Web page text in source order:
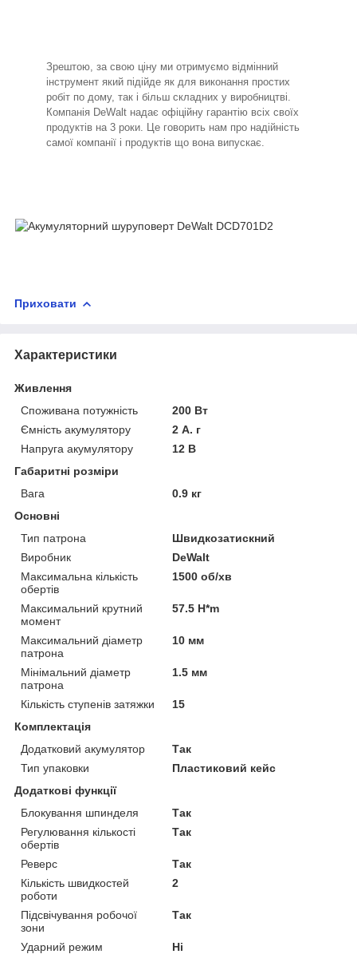
Зрештою, за свою ціну ми отримуємо відмінний
інструмент який підійде як для виконання простих
робіт по дому, так і більш складних у виробництві.
Компанія DeWalt надає офіційну гарантію всіх своїх
продуктів на 3 роки. Це говорить нам про надійність
самої компанії і продуктів що вона випускає.
Приховати
Характеристики
Живлення
Споживана потужність
200 Вт
Ємність акумулятору
2 А. г
Напруга акумулятору
12 В
Габаритні розміри
Вага
0.9 кг
Основні
Тип патрона
Швидкозатискний
Виробник
DeWalt
Максимальна кількість
обертів
1500 об/хв
Максимальний крутний
момент
57.5 H*m
Максимальний діаметр
патрона
10 мм
Мінімальний діаметр
патрона
1.5 мм
Кількість ступенів затяжки
15
Комплектація
Додатковий акумулятор
Так
Тип упаковки
Пластиковий кейс
Додаткові функції
Блокування шпинделя
Так
Регулювання кількості
обертів
Так
Реверс
Так
Кількість швидкостей
роботи
2
Підсвічування робочої
зони
Так
Ударний режим Ні